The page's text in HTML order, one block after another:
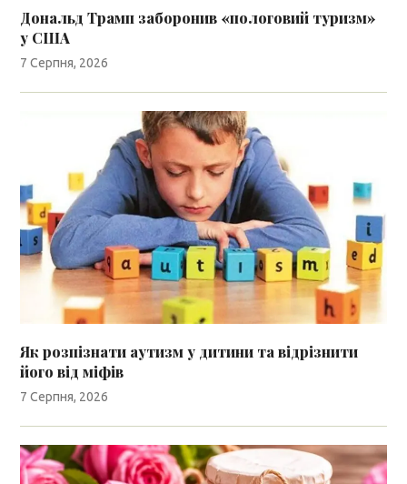
Дональд Трамп заборонив «пологовий туризм»
у США
7 Серпня, 2026
Як розпізнати аутизм у дитини та відрізнити
його від міфів
7 Серпня, 2026